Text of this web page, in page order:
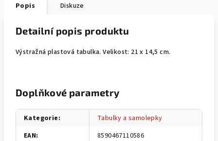
Popis Diskuze
Detailní popis produktu
Výstražná plastová tabulka. Velikost: 21 x 14,5 cm.
Doplňkové parametry
Kategorie:
Tabulky a samolepky
EAN: 8590467110586